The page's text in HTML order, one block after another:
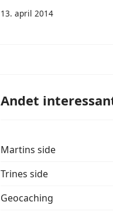
13. april 2014
Andet
Martins side
Trines side
Geocaching